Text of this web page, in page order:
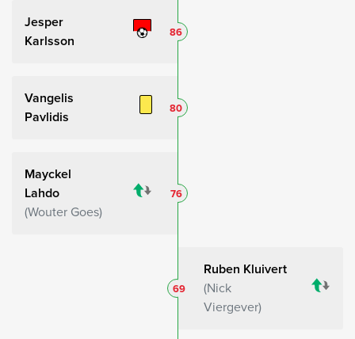
Jesper
Karlsson
86
Vangelis
Pavlidis
80
Mayckel
Lahdo
Wouter Goes
76
Ruben Kluivert
Nick
Viergever
69